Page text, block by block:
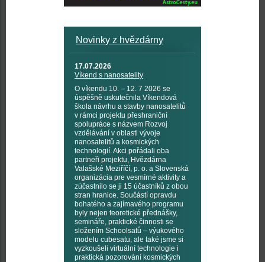
Novinky z hvězdárny
17.07.2026
Víkend s nanosatelity
O víkendu 10. – 12. 7 2026 se
úspěšně uskutečnila Víkendová
škola návrhu a stavby nanosatelitů
v rámci projektu přeshraniční
spolupráce s názvem Rozvoj
vzdělávání v oblasti vývoje
nanosatelitů a kosmických
technologií. Akci pořádali oba
partneři projektu, Hvězdárna
Valašské Meziříčí, p. o. a Slovenská
organizácia pre vesmírné aktivity a
zúčastnilo se ji 15 účastníků z obou
stran hranice. Součástí opravdu
bohatého a zajímavého programu
byly nejen teoretické přednášky,
semináře, praktické činnosti se
složením Schoolsatů – výukového
modelu cubesatu, ale také jsme si
vyzkoušeli virtuální technologie i
praktická pozorování kosmických